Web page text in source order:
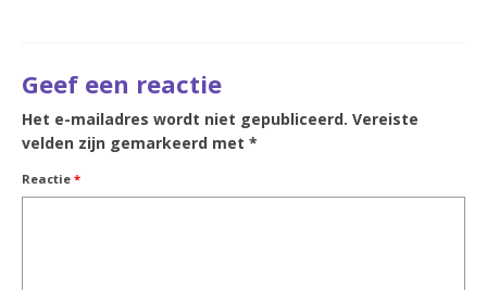
Geef een reactie
Het e-mailadres wordt niet gepubliceerd. Vereiste
velden zijn gemarkeerd met *
Reactie *